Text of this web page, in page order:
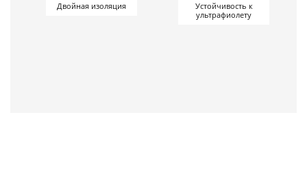
Двойная изоляция
Устойчивость к
ультрафиолету